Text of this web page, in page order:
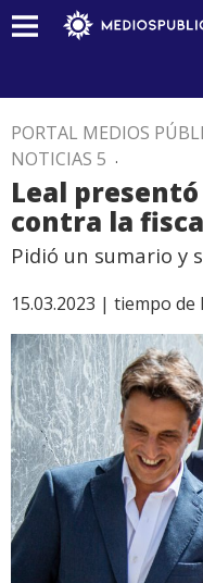
PORTAL MEDIOS
NOTICIAS 5 .
Leal
contra la
Pidió un sumario y
15.03.2023 | tiempo de